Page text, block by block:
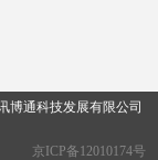
博通科技发展有限公司
京ICP备12010174号